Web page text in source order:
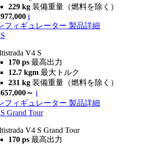
229 kg 装備重量（燃料を除く）
i
フィギュレーター 製品詳細
V4 S
170 ps 最高出力
12.7 kgm 最大トルク
231 kg 装備重量（燃料を除く）
～ i
フィギュレーター 製品詳細
Grand Tour
V4 S Grand Tour
170 ps 最高出力